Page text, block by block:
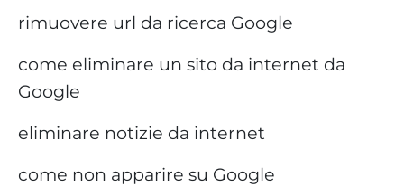
rimuovere url da ricerca Google
come eliminare un sito da internet da
Google
eliminare notizie da internet
come non apparire su Google